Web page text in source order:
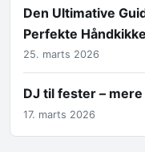
Den Ultimative
Perfekte
25. marts 2026
DJ til fester –
17. marts 2026